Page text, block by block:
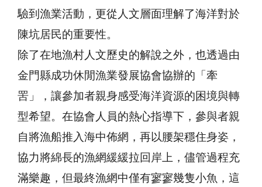
驗到漁業活動，更從人文層面理解了海洋對於
陳坑居民的重要性。
除了在地漁村人文歷史的解說之外，也透過由
金門縣成功休閒漁業發展協會協辦的「牽
罟」，讓參加者親身感受海洋資源的困境與轉
型希望。在協會人員的熱心指導下，參與者親
自將漁船推入海中佈網，再以腰架穩住身姿，
協力將綿長的漁網緩緩拉回岸上，儘管過程充
滿樂趣，但最終漁網中僅有寥寥幾隻小魚，這